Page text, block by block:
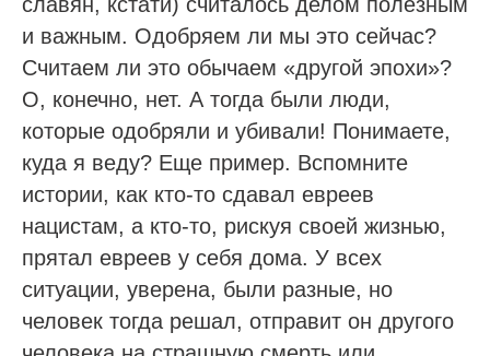
и важным. Одобряем ли мы это сейчас?
Считаем ли это обычаем «другой эпохи»?
О, конечно, нет. А тогда были люди,
которые одобряли и убивали! Понимаете,
куда я веду? Еще пример. Вспомните
истории, как кто-то сдавал евреев
нацистам, а кто-то, рискуя своей жизнью,
прятал евреев у себя дома. У всех
ситуации, уверена, были разные, но
человек тогда решал, отправит он другого